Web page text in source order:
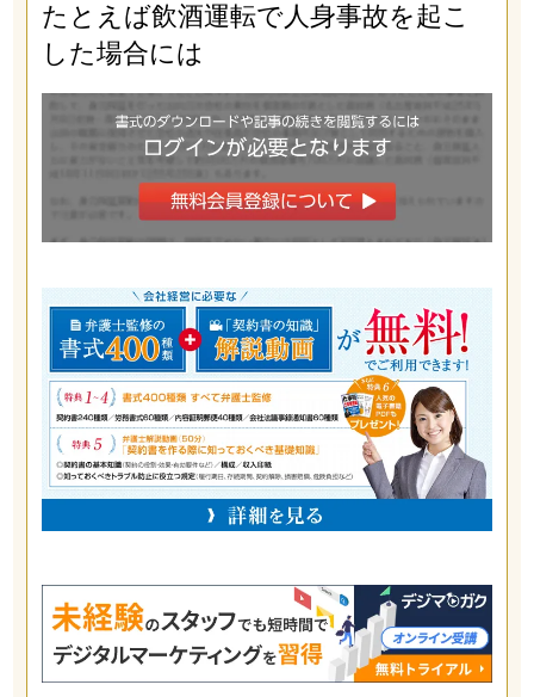
たとえば飲酒運転で人身事故を起こ
した場合には